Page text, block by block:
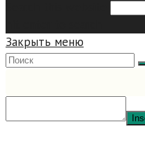
Закрыть меню